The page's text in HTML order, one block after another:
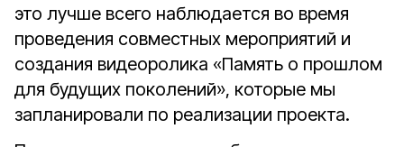
это лучше всего наблюдается во время
проведения совместных мероприятий и
создания видеоролика «Память о прошлом
для будущих поколений», которые мы
запланировали по реализации проекта.